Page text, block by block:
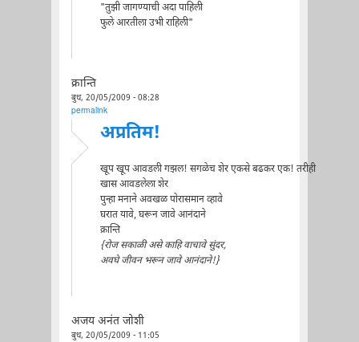
"तुझी जागण्याची अदा पाहिली
फुले आरतीला उभी राहिली"
क्रान्ति
बुध, 20/05/2009 - 08:28
permalink
अप्रतिम!
खूप खूप आवडली गझल! सगळेच शेर एकसे बढकर एक! तरीही
खास आवडलेला शेर
पुन्हा मनाने अवखळ पोरासमान व्हावे
घरात यावे, घरून जावे आनंदाने
क्रान्ति
{रोज सकाळी असे काहि वाचावे सुंदर,
अवघे जीवन भरून जावे आनंदाने!}
अजय अनंत जोशी
बुध, 20/05/2009 - 11:05